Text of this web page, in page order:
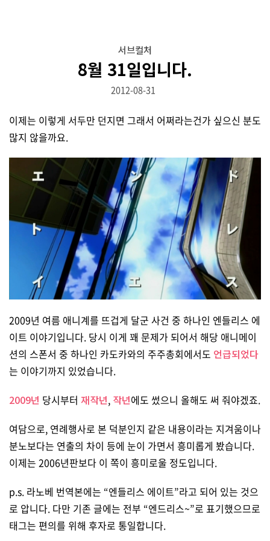
서브컬처
8월 31일입니다.
2012-08-31
이제는 이렇게 서두만 던지면 그래서 어쩌라는건가 싶으신 분도
많지 않을까요.
2009년 여름 애니계를 뜨겁게 달군 사건 중 하나인 엔들리스 에
이트 이야기입니다. 당시 이게 꽤 문제가 되어서 해당 애니메이
션의 스폰서 중 하나인 카도카와의 주주총회에서도 언급되었다
는 이야기까지 있었습니다.
2009년 당시부터 재작년, 작년에도 썼으니 올해도 써 줘야겠죠.
여담으로, 연례행사로 본 덕분인지 같은 내용이라는 지겨움이나
분노보다는 연출의 차이 등에 눈이 가면서 흥미롭게 봤습니다.
이제는 2006년판보다 이 쪽이 흥미로울 정도입니다.
p.s. 라노베 번역본에는 “엔들리스 에이트”라고 되어 있는 것으
로 압니다. 다만 기존 글에는 전부 “엔드리스~”로 표기했으므로
태그는 편의를 위해 후자로 통일합니다.